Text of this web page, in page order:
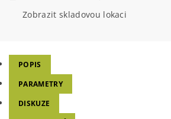
Zobrazit skladovou lokaci
POPIS
PARAMETRY
DISKUZE